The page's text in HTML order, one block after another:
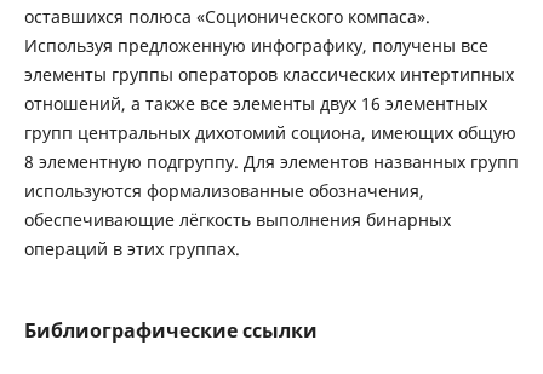
оставшихся полюса «Соционического компаса».
Используя предложенную инфографику, получены все
элементы группы операторов классических интертипных
отношений, а также все элементы двух 16 элементных
групп центральных дихотомий социона, имеющих общую
8 элементную подгруппу. Для элементов названных групп
используются формализованные обозначения,
обеспечивающие лёгкость выполнения бинарных
операций в этих группах.
Библиографические ссылки